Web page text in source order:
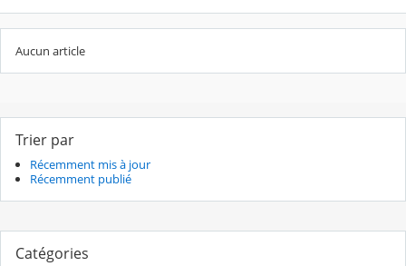
Aucun article
Trier par
Récemment mis à jour
Récemment publié
Catégories